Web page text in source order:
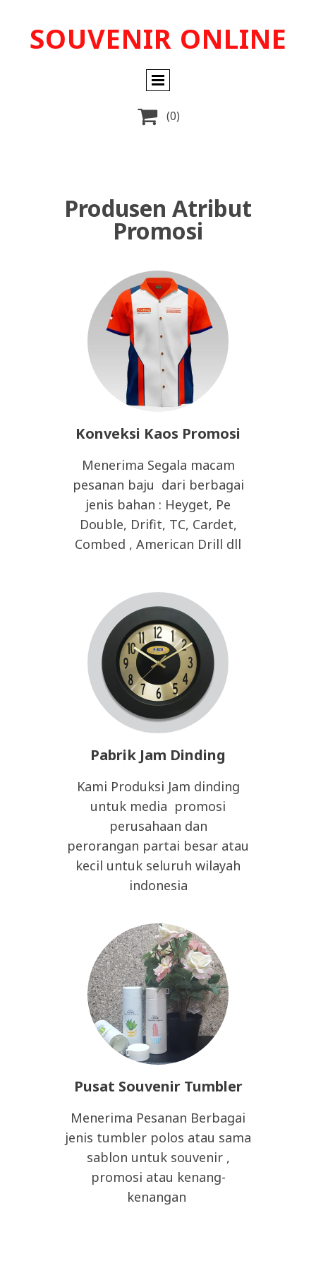
SOUVENIR ONLINE
 (0)
Produsen Atribut
Promosi
Konveksi Kaos Promosi
Menerima Segala macam
pesanan baju dari berbagai
jenis bahan : Heyget, Pe
Double, Drifit, TC, Cardet,
Combed , American Drill dll
Pabrik Jam Dinding
Kami Produksi Jam dinding
untuk media promosi
perusahaan dan
perorangan partai besar atau
kecil untuk seluruh wilayah
indonesia
Pusat Souvenir Tumbler
Menerima Pesanan Berbagai
jenis tumbler polos atau sama
sablon untuk souvenir ,
promosi atau kenang-
kenangan